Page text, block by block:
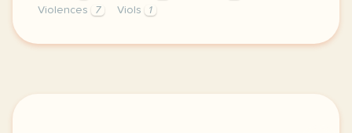
Violences
7 Viols 1
le respect de votre vie privee est une priorite